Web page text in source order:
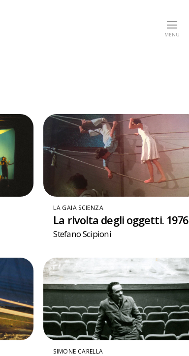
MENU
LA GAIA SCIENZA
La rivolta degli oggetti. 1976
Stefano Scipioni
SIMONE CARELLA